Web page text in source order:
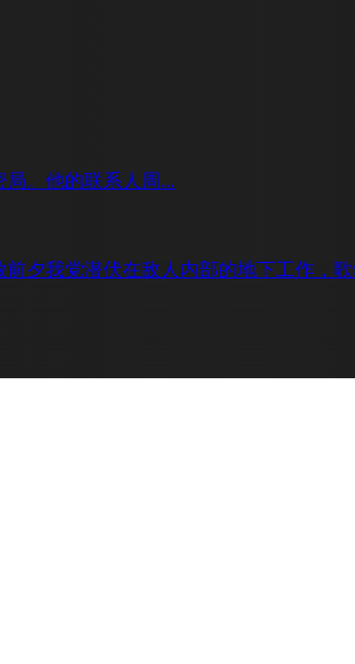
。他的联系人周...
夕我党潜伏在敌人内部的地下工作，